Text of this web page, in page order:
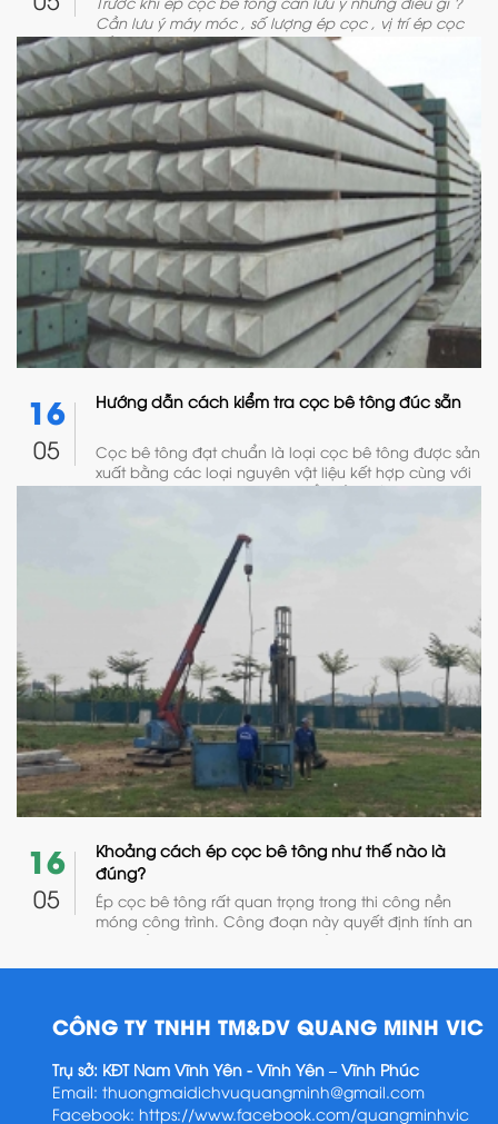
Cần lưu ý máy móc , số lượng ép cọc , vị trí ép cọc
cần được đánh dấu trước . ......Vậy sau ép cọc bê
tông cần lưu ý điều gì ? Cụ thể ra sao ? Mời bạn đọc
tìm hiểu qua bài viết trên đây .
16
05
Hướng dẫn cách kiểm tra cọc bê tông đúc sẵn
Cọc bê tông đạt chuẩn là loại cọc bê tông được sản
xuất bằng các loại nguyên vật liệu kết hợp cùng với
quy trình thi công đạt tiêu chuẩn về chất lượng cũng
cọc bê tông qua các yếu tố sau:
16
05
Khoảng cách ép cọc bê tông như thế nào là
đúng?
Ép cọc bê tông rất quan trọng trong thi công nền
móng công trình. Công đoạn này quyết định tính an
toàn bền vững cho công trình về sau. Có một câu
CÔNG TY TNHH TM&DV QUANG MINH VIC
Trụ sở: KĐT Nam Vĩnh Yên - Vĩnh Yên – Vĩnh Phúc
Email: thuongmaidichvuquangminh@gmail.com
Facebook: https://www.facebook.com/quangminhvic